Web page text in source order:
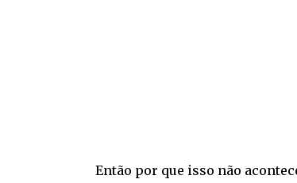
Então por que isso não